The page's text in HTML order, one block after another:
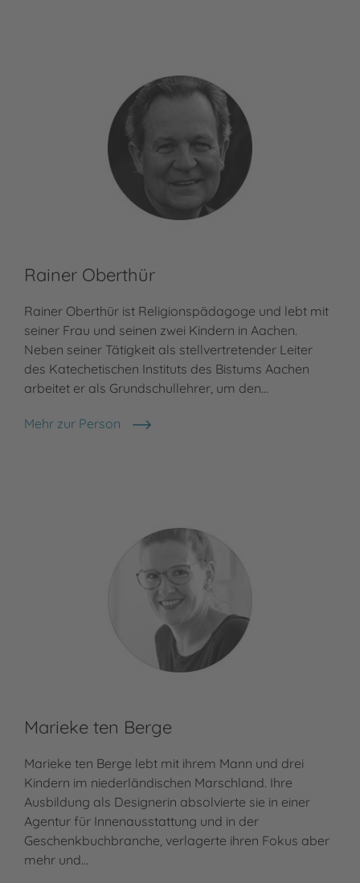
Rainer Oberthür
Rainer Oberthür ist Religionspädagoge und lebt mit
seiner Frau und seinen zwei Kindern in Aachen.
Neben seiner Tätigkeit als stellvertretender Leiter
des Katechetischen Instituts des Bistums Aachen
arbeitet er als Grundschullehrer, um den…
Mehr zur Person
Rainer Oberthür
Marieke ten Berge
Marieke ten Berge lebt mit ihrem Mann und drei
Kindern im niederländischen Marschland. Ihre
Ausbildung als Designerin absolvierte sie in einer
Agentur für Innenausstattung und in der
Geschenkbuchbranche, verlagerte ihren Fokus aber
mehr und…